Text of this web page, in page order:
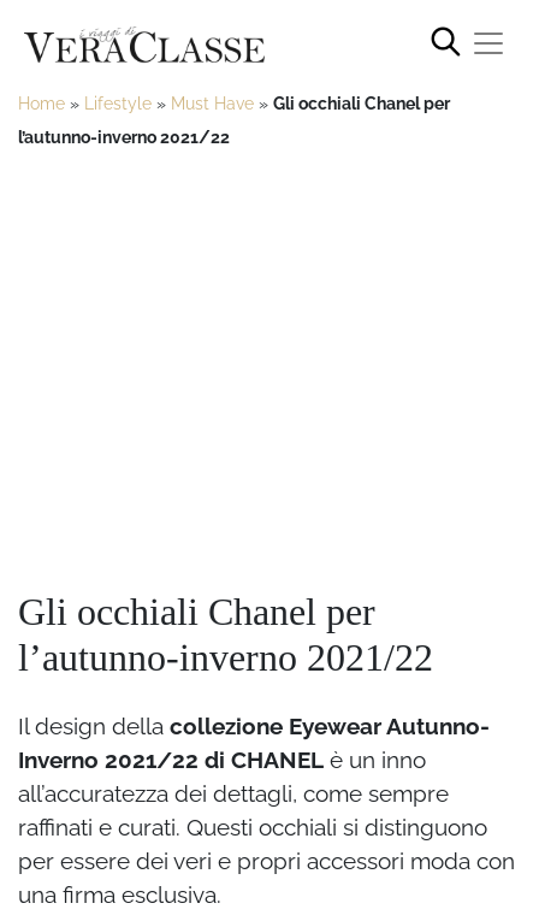
Home » Lifestyle » Must Have » Gli occhiali Chanel per
l’autunno-inverno 2021/22
Gli occhiali Chanel per
l’autunno-inverno 2021/22
Il design della collezione Eyewear Autunno-
Inverno 2021/22 di CHANEL è un inno
all’accuratezza dei dettagli, come sempre
raffinati e curati. Questi occhiali si distinguono
per essere dei veri e propri accessori moda con
una firma esclusiva.